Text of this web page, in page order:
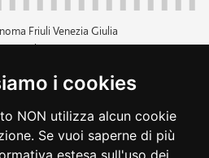
i cookies
NON utilizza alcun cookie
Se vuoi saperne di più
estesa sull'uso dei
Friuli Venezia Giulia
p.iva 00526040324
040 3771111
trasparente
accessibilità
dichiarazione di